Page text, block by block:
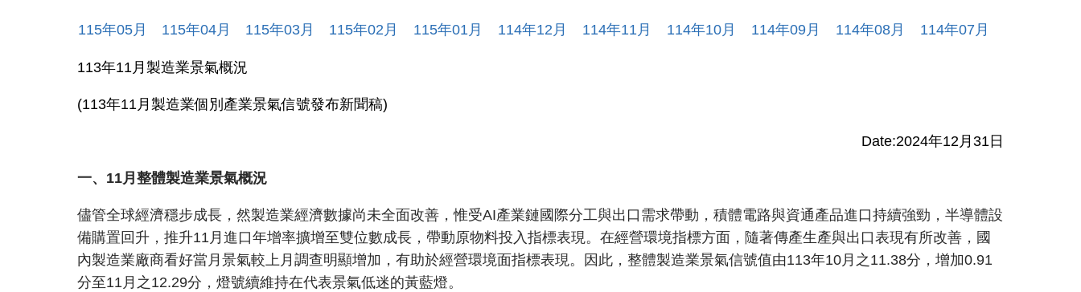
115年05月 115年04月 115年03月 115年02月 115年01月 114年12月 114年11月 114年10月 114年09月 114年08月 114年07月
113年11月製造業景氣概況
(113年11月製造業個別產業景氣信號發布新聞稿)
Date:2024年12月31日
一、11月整體製造業景氣概況
儘管全球經濟穩步成長，然製造業經濟數據尚未全面改善，惟受AI產業鏈國際分工與出口需求帶動，積體電路與資通產品進口持續強勁，半導體設
備購置回升，推升11月進口年增率擴增至雙位數成長，帶動原物料投入指標表現。在經營環境指標方面，隨著傳產生產與出口表現有所改善，國
內製造業廠商看好當月景氣較上月調查明顯增加，有助於經營環境面指標表現。因此，整體製造業景氣信號值由113年10月之11.38分，增加0.91
分至11月之12.29分，燈號續維持在代表景氣低迷的黃藍燈。